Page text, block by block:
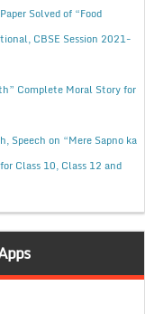
Solved of “Food
CBSE Session 2021-
Complete Moral Story for
Speech on “Mere Sapno ka
for Class 10, Class 12 and